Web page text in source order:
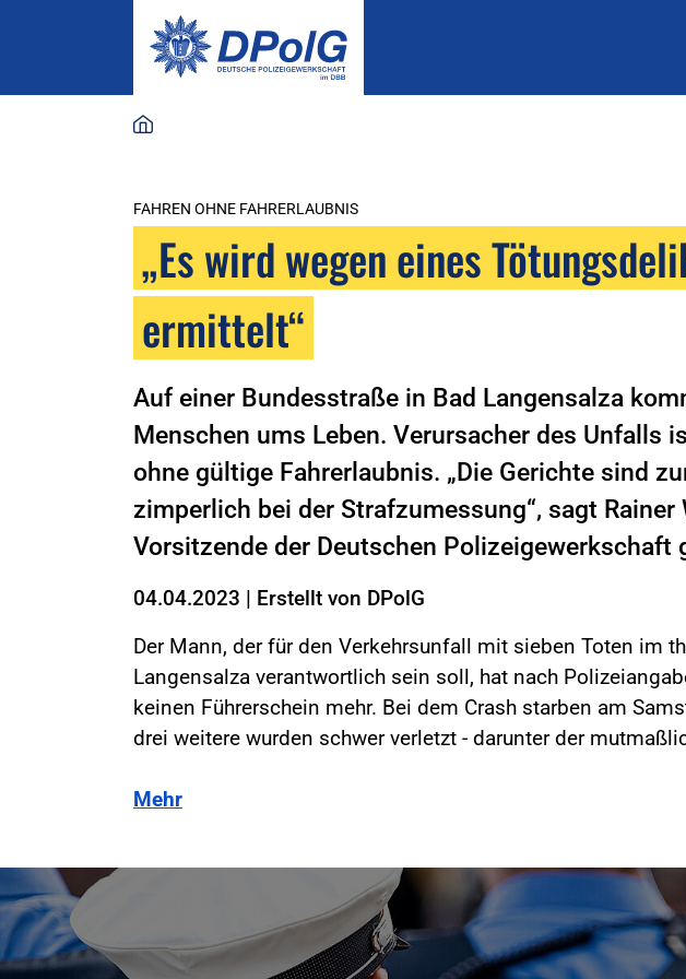
FAHREN OHNE FAHRERLAUBNIS
„Es wird wegen eines
ermittelt“
Auf einer Bundesstraße in Bad Langensalza
Menschen ums Leben. Verursacher des Unfalls
ohne gültige Fahrerlaubnis. „Die Gerichte sind
zimperlich bei der Strafzumessung“, sagt Rainer
Vorsitzende der Deutschen Polizeigewerkschaft
04.04.2023 | Erstellt von DPolG
Der Mann, der für den Verkehrsunfall mit sieben Toten im
Langensalza verantwortlich sein soll, hat nach
keinen Führerschein mehr. Bei dem Crash starben am
drei weitere wurden schwer verletzt - darunter der
Mehr